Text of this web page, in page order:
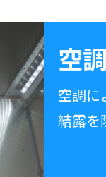
空
空調に
結露を